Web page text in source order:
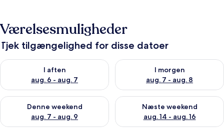
Værelsesmuligheder
Tjek tilgængelighed for disse datoer
I aften
aug. 6 - aug. 7
Tjek tilgængelighed for i aften aug. 6 - aug. 7
I morgen
aug. 7 - aug. 8
Tjek tilgængelighed for i
Denne weekend
aug. 7 - aug. 9
Tjek tilgængelighed for denne weekend aug. 7 - aug. 9
Næste weekend
aug. 14 - aug. 16
Tjek tilgængelighed for næste